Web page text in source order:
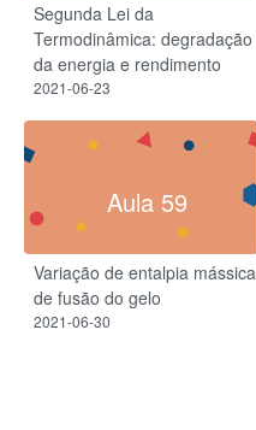
Segunda Lei da
Termodinâmica: degradação
da energia e rendimento
2021-06-23
Aula 59
Variação de entalpia mássica
de fusão do gelo
2021-06-30